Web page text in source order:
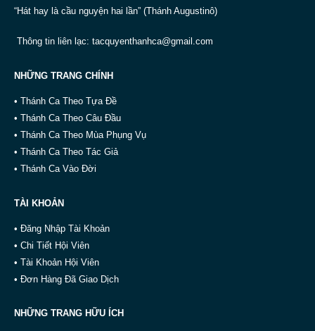
“Hát hay là cầu nguyện hai lần” (Thánh Augustinô)
Thông tin liên lạc: tacquyenthanhca@gmail.com
NHỮNG TRANG CHÍNH
• Thánh Ca Theo Tựa Đề
• Thánh Ca Theo Câu Đầu
• Thánh Ca Theo Mùa Phụng Vụ
• Thánh Ca Theo Tác Giả
• Thánh Ca Vào Đời
TÀI KHOẢN
• Đăng Nhập Tài Khoản
• Chi Tiết Hội Viên
• Tài Khoản Hội Viên
• Đơn Hàng Đã Giao Dịch
NHỮNG TRANG HỮU ÍCH